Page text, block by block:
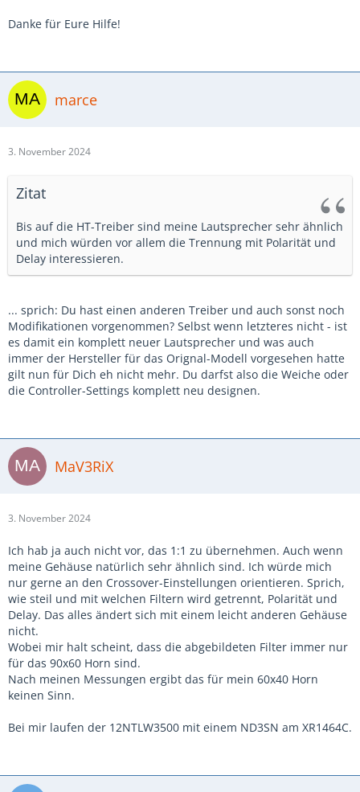
Danke für Eure Hilfe!
marce
3. November 2024
Zitat
Bis auf die HT-Treiber sind meine Lautsprecher sehr ähnlich
und mich würden vor allem die Trennung mit Polarität und
Delay interessieren.
... sprich: Du hast einen anderen Treiber und auch sonst noch
Modifikationen vorgenommen? Selbst wenn letzteres nicht - ist
es damit ein komplett neuer Lautsprecher und was auch
immer der Hersteller für das Orignal-Modell vorgesehen hatte
gilt nun für Dich eh nicht mehr. Du darfst also die Weiche oder
die Controller-Settings komplett neu designen.
MaV3RiX
3. November 2024
Ich hab ja auch nicht vor, das 1:1 zu übernehmen. Auch wenn
meine Gehäuse natürlich sehr ähnlich sind. Ich würde mich
nur gerne an den Crossover-Einstellungen orientieren. Sprich,
wie steil und mit welchen Filtern wird getrennt, Polarität und
Delay. Das alles ändert sich mit einem leicht anderen Gehäuse
nicht.
Wobei mir halt scheint, dass die abgebildeten Filter immer nur
für das 90x60 Horn sind.
Nach meinen Messungen ergibt das für mein 60x40 Horn
keinen Sinn.
Bei mir laufen der 12NTLW3500 mit einem ND3SN am XR1464C.